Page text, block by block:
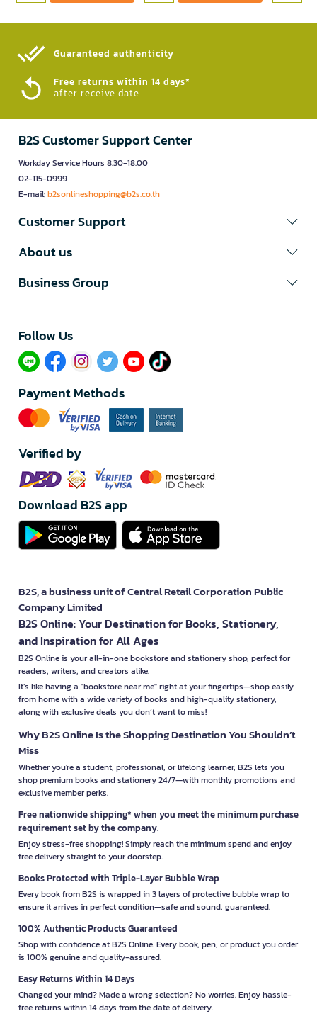
Guaranteed authenticity​
Free returns within 14 days*
after receive date
B2S Customer Support Center
Workday Service Hours 8.30-18.00
02-115-0999
E-mail:b2sonlineshopping@b2s.co.th
Customer Support
About us
Business Group
Follow Us​
Payment Methods
Verified by
Download B2S app
B2S, a business unit of Central Retail Corporation Public
Company Limited
B2S Online: Your Destination for Books, Stationery,
and Inspiration for All Ages
B2S Online is your all-in-one bookstore and stationery shop, perfect for
readers, writers, and creators alike.
It’s like having a "bookstore near me" right at your fingertips—shop easily
from home with a wide variety of books and high-quality stationery,
along with exclusive deals you don’t want to miss!
Why B2S Online Is the Shopping Destination You Shouldn’t
Miss
Whether you're a student, professional, or lifelong learner, B2S lets you
shop premium books and stationery 24/7—with monthly promotions and
exclusive member perks.
Free nationwide shipping* when you meet the minimum purchase
requirement set by the company.
Enjoy stress-free shopping! Simply reach the minimum spend and enjoy
free delivery straight to your doorstep.
Books Protected with Triple-Layer Bubble Wrap
Every book from B2S is wrapped in 3 layers of protective bubble wrap to
ensure it arrives in perfect condition—safe and sound, guaranteed.
100% Authentic Products Guaranteed
Shop with confidence at B2S Online. Every book, pen, or product you order
is 100% genuine and quality-assured.
Easy Returns Within 14 Days
Changed your mind? Made a wrong selection? No worries. Enjoy hassle-
free returns within 14 days from the date of delivery.